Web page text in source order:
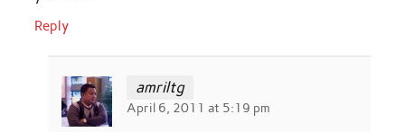
Reply
amriltg
April 6, 2011 at 5:19 pm